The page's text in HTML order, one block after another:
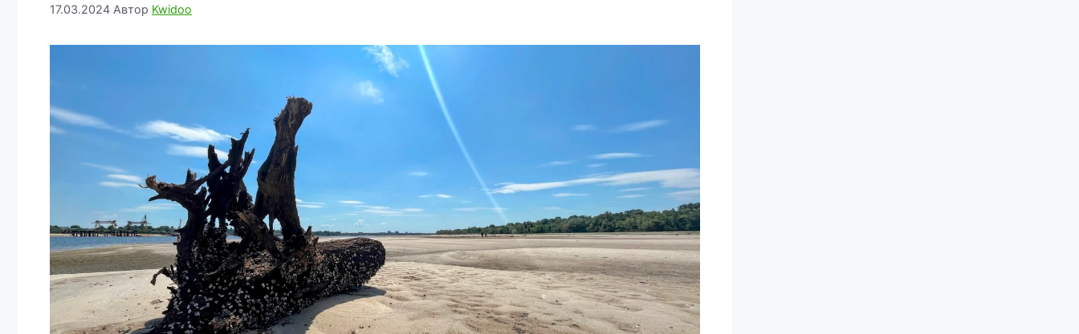
17.03.2024 Автор Kwidoo